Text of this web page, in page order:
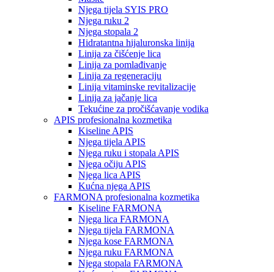
Njega tijela SYIS PRO
Njega ruku 2
Njega stopala 2
Hidratantna hijaluronska linija
Linija za čišćenje lica
Linija za pomlađivanje
Linija za regeneraciju
Linija vitaminske revitalizacije
Linija za jačanje lica
Tekućine za pročišćavanje vodika
APIS profesionalna kozmetika
Kiseline APIS
Njega tijela APIS
Njega ruku i stopala APIS
Njega očiju APIS
Njega lica APIS
Kućna njega APIS
FARMONA profesionalna kozmetika
Kiseline FARMONA
Njega lica FARMONA
Njega tijela FARMONA
Njega kose FARMONA
Njega ruku FARMONA
Njega stopala FARMONA